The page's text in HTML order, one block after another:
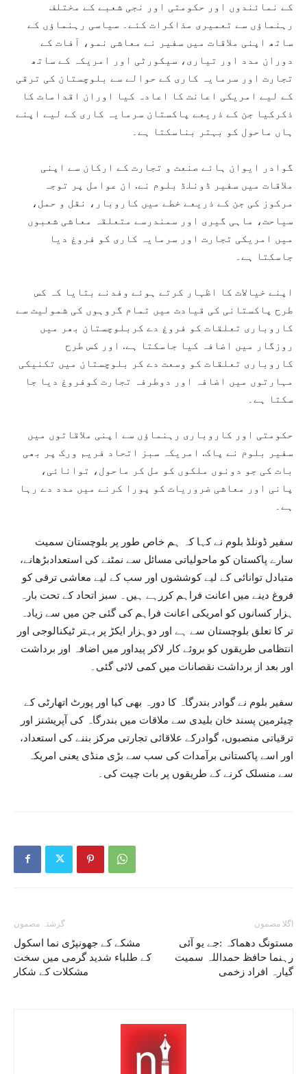
کے نمائندوں اور حکومتی اور نجی شعبے کے مختلف
رہنماؤں سے تعمیری مذاکرات کئے۔ سیاسی رہنماؤں کے
ساتھ اپنی ملاقات میں سفیر نے معاشی نمو، آفات کے
دوران مدد اور تیاری، سیکورٹی اور امریکہ کے ساتھ
تجارت اور سرمایہ کاری کے حوالے سے بلوچستان کی ترقی
کے لیے امریکی اعانت کا اعادہ کیا اوران اقدامات کا
ذکرکیا جن کے ذریعے پاکستان سرمایہ کاری کے لیے اپنے
ہاں ماحول کو بہتر بناسکتا ہے۔
گوادر ایوان ہائے صنعت و تجارت کے ارکان سے اپنی
ملاقات میں سفیر ڈونلڈ بلوم نے. ان عوامل پر توجہ
مرکوز کی جن کے ذریعے خطے میں کاروبار، نقل و حمل،
سیاحت، ماہی گیری اور سمندرسے متعلقہ معاشی شعبوں
میں امریکی تجارت اور سرمایہ کاری کو فروغ دیا
جاسکتا ہے۔
اپنے خیالات کا اظہار کرتے ہوئے وفدنے بتایا کہ کس
طرح پاکستانی کی قیادت میں تمام گروہوں کی شمولیت سے
کاروباری تعلقات کو فروغ دے کربلوچستان بھر میں
روزگار میں اضافہ کیا جاسکتا ہے. اور کس طرح
کاروباری تعلقات کو وسعت دے کر بلوچستان میں تکنیکی
مہارتوں میں اضافہ اور دوطرفہ تجارت کوفروغ دیا جا
سکتا ہے۔
حکومتی اور کاروباری رہنماؤں سے اپنی ملاقاتوں میں
سفیر بلوم نے پاک. امریکہ سبز اتحاد فریم ورک پر بھی
بات کی جو دونوں ملکوں کو مل کر ماحول، توانائی،
پانی اور معاشی ضروریات کو پورا کرنے میں مدد دے رہا
ہے۔
سفیر ڈونلڈ بلوم نے کہا کہ ہم خاص طور پر بلوچستان سمیت
سارے پاکستان کو ماحولیاتی مسائل سے نمٹنے کی استعدادبڑھانے،
متبادل توانائی کے لیے کوششوں اور سب کے لیے معاشی ترقی کو
فروغ دینے میں اعانت فراہم کررہے ہیں۔ سبز اتحاد کے تحت بارہ
ہزار کسانوں کو امریکی اعانت فراہم کی گئی جن میں سے زیادہ
تر کا تعلق بلوچستان سے ہے اور دوہزار ایکڑ پر بہتر ٹیکنالوجی اور
انتظامی طریقوں کو بروئے کار لاکر پیداور میں اضافہ اور برداشت
اور بعد از برداشت نقصانات میں کمی لائی گئی۔
سفیر بلوم نے گوادر بندرگاہ کا دورہ بھی کیا اور پورٹ اتھارٹی کے
چیئرمین پسند خان بلیدی سے ملاقات میں بندرگاہ کی آپریشنز اور
ترقیاتی منصبوں، گوادرکے علاقائی تجارتی مرکز بننے کی استعداد،
اور اسے پاکستانی برآمدات کی سب سے بڑی منڈی یعنی امریکہ
سے منسلک کرنے کے طریقوں پر بات چیت کی۔
گزشتہ مضمون
مشکے کے جھونپڑی نما اسکول
کے طلباء شدید گرمی میں سخت
مشکلات کے شکار
اگلا مضمون
مستونگ دھماکہ :جے یو آئی
رہنما حافظ حمداللہ سمیت
گیارہ افراد زخمی